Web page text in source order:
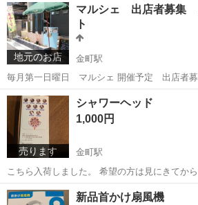
地元のお店
マルシェ 出店者募集
ト
金町駅
毎月第一日曜日 マルシェ 開催予定 出店者
前日まで募集
東京 葛飾区 その他
売ります
シャワーヘッド
1,000円
金町駅
こちら入荷しました。 希望の方は見にきてか
日、連絡もしないでいきなり決済した外国人
たこなのにキャンセルしてくださいと言ってい
東京 葛飾区 金町駅 その他
新品首かけ扇風機